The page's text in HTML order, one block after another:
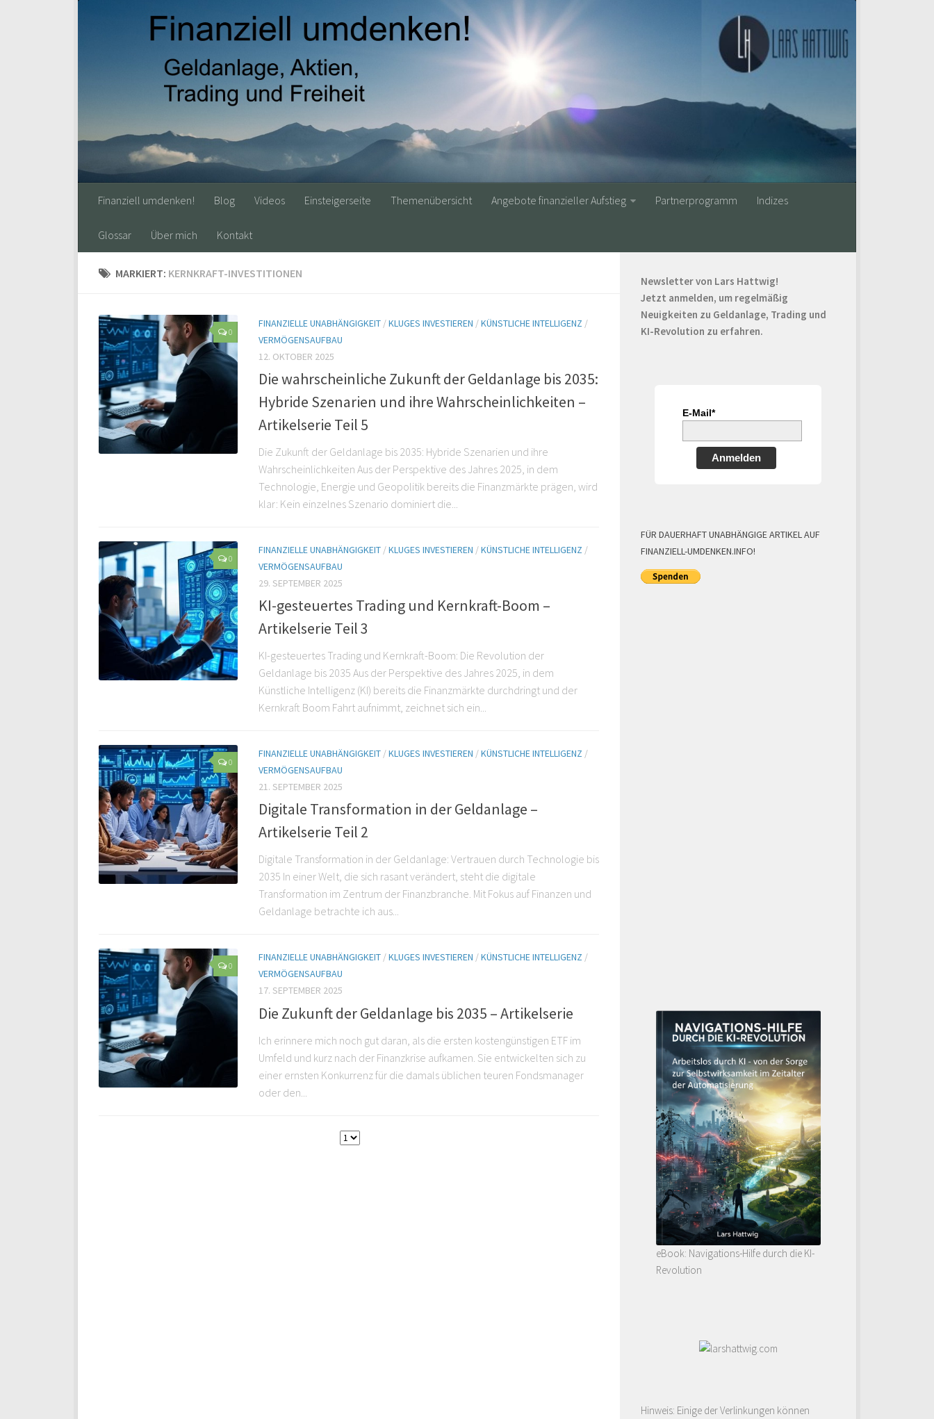
Finanziell umdenken! Blog Videos Einsteigerseite Themenübersicht Angebote finanzieller Aufstieg Partnerprogramm Indizes
Glossar Über mich Kontakt
MARKIERT: KERNKRAFT-INVESTITIONEN
0
FINANZIELLE UNABHÄNGIGKEIT /KLUGES INVESTIEREN /KÜNSTLICHE INTELLIGENZ /
VERMÖGENSAUFBAU
12. OKTOBER 2025
Die wahrscheinliche Zukunft der Geldanlage bis 2035:
Hybride Szenarien und ihre Wahrscheinlichkeiten –
Artikelserie Teil 5
Die Zukunft der Geldanlage bis 2035: Hybride Szenarien und ihre
Wahrscheinlichkeiten Aus der Perspektive des Jahres 2025, in dem
Technologie, Energie und Geopolitik bereits die Finanzmärkte prägen, wird
klar: Kein einzelnes Szenario dominiert die...
0
FINANZIELLE UNABHÄNGIGKEIT /KLUGES INVESTIEREN /KÜNSTLICHE INTELLIGENZ /
VERMÖGENSAUFBAU
29. SEPTEMBER 2025
KI-gesteuertes Trading und Kernkraft-Boom –
Artikelserie Teil 3
KI-gesteuertes Trading und Kernkraft-Boom: Die Revolution der
Geldanlage bis 2035 Aus der Perspektive des Jahres 2025, in dem
Künstliche Intelligenz (KI) bereits die Finanzmärkte durchdringt und der
Kernkraft Boom Fahrt aufnimmt, zeichnet sich ein...
0
FINANZIELLE UNABHÄNGIGKEIT /KLUGES INVESTIEREN /KÜNSTLICHE INTELLIGENZ /
VERMÖGENSAUFBAU
21. SEPTEMBER 2025
Digitale Transformation in der Geldanlage –
Artikelserie Teil 2
Digitale Transformation in der Geldanlage: Vertrauen durch Technologie bis
2035 In einer Welt, die sich rasant verändert, steht die digitale
Transformation im Zentrum der Finanzbranche. Mit Fokus auf Finanzen und
Geldanlage betrachte ich aus...
0
FINANZIELLE UNABHÄNGIGKEIT /KLUGES INVESTIEREN /KÜNSTLICHE INTELLIGENZ /
VERMÖGENSAUFBAU
17. SEPTEMBER 2025
Die Zukunft der Geldanlage bis 2035 – Artikelserie
Ich erinnere mich noch gut daran, als die ersten kostengünstigen ETF im
Umfeld und kurz nach der Finanzkrise aufkamen. Sie entwickelten sich zu
einer ernsten Konkurrenz für die damals üblichen teuren Fondsmanager
oder den...
Newsletter von Lars Hattwig!
Jetzt anmelden, um regelmäßig
Neuigkeiten zu Geldanlage, Trading und
KI-Revolution zu erfahren.
E-Mail*
Anmelden
FÜR DAUERHAFT UNABHÄNGIGE ARTIKEL AUF
FINANZIELL-UMDENKEN.INFO!
eBook: Navigations-Hilfe durch die KI-
Revolution
Hinweis: Einige der Verlinkungen können